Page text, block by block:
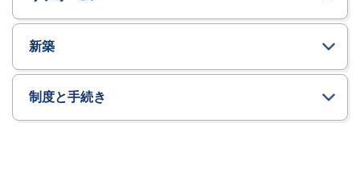
新築
制度と手続き